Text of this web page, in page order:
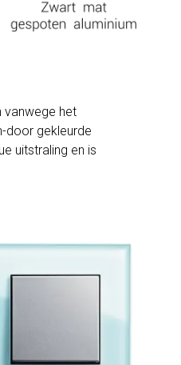
vanwege het
door gekleurde
uitstraling en is